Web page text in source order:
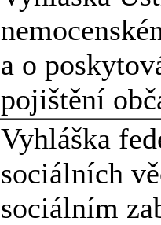
a o
pojištění
Vyhláška
sociálních
sociálním